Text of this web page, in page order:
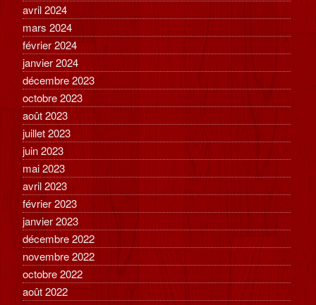
avril 2024
mars 2024
février 2024
janvier 2024
décembre 2023
octobre 2023
août 2023
juillet 2023
juin 2023
mai 2023
avril 2023
février 2023
janvier 2023
décembre 2022
novembre 2022
octobre 2022
août 2022